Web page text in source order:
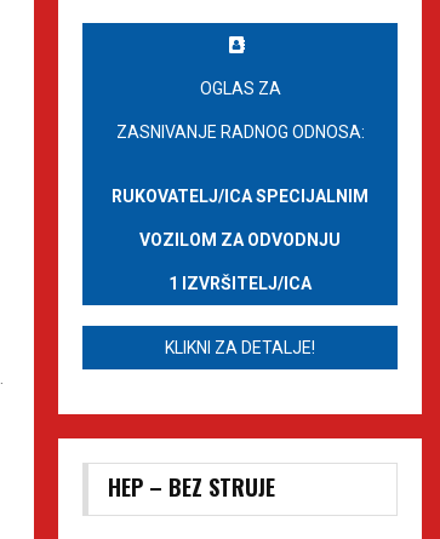
OGLAS ZA
ZASNIVANJE RADNOG ODNOSA:
RUKOVATELJ/ICA SPECIJALNIM
VOZILOM ZA ODVODNJU
1 IZVRŠITELJ/ICA
KLIKNI ZA DETALJE!
HEP – BEZ STRUJE